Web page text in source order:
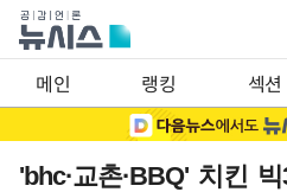
메인 랭킹 섹션
'bhc·교촌·BBQ' 치킨